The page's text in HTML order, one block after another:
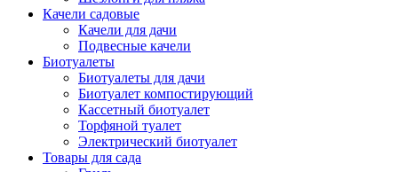
Качели садовые
Качели для дачи
Подвесные качели
Биотуалеты
Биотуалеты для дачи
Биотуалет компостирующий
Кассетный биотуалет
Торфяной туалет
Электрический биотуалет
Товары для сада